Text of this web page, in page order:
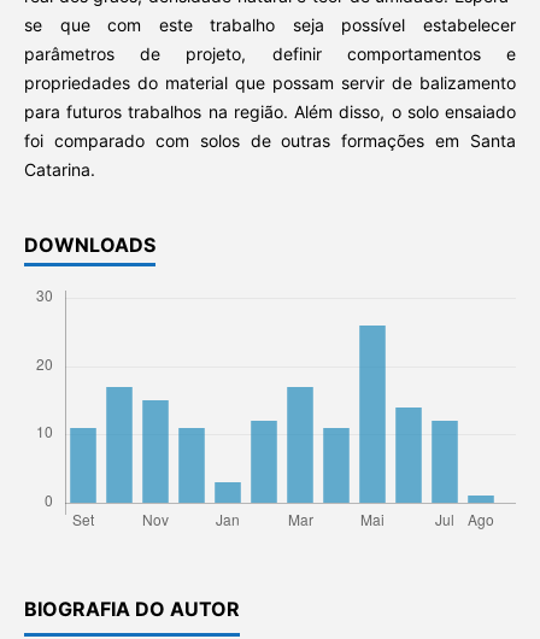
se que com este trabalho seja possível estabelecer
parâmetros de projeto, definir comportamentos e
propriedades do material que possam servir de balizamento
para futuros trabalhos na região. Além disso, o solo ensaiado
foi comparado com solos de outras formações em Santa
Catarina.
DOWNLOADS
BIOGRAFIA DO AUTOR